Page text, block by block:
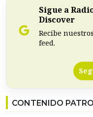
Sigue a
Discover
Recibe
feed.
CONTENIDO